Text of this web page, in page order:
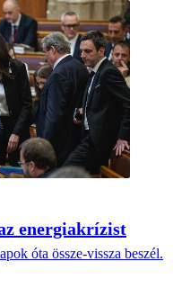
energiakrízist
óta össze-vissza beszél.